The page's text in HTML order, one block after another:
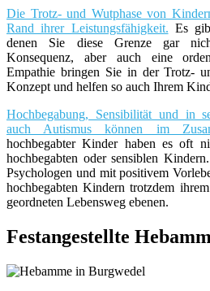
Die Trotz- und Wutphase von
Rand ihrer Leistungsfähigkeit. Es
denen Sie diese Grenze gar
Konsequenz, aber auch eine
Empathie bringen Sie in der Trotz-
Konzept und helfen so auch Ihrem
Hochbegabung, Sensibilität und in
auch Autismus können im
hochbegabter Kinder haben es oft
hochbegabten oder sensiblen
Psychologen und mit positivem
hochbegabten Kindern trotzdem
geordneten Lebensweg ebenen.
Festangestellte